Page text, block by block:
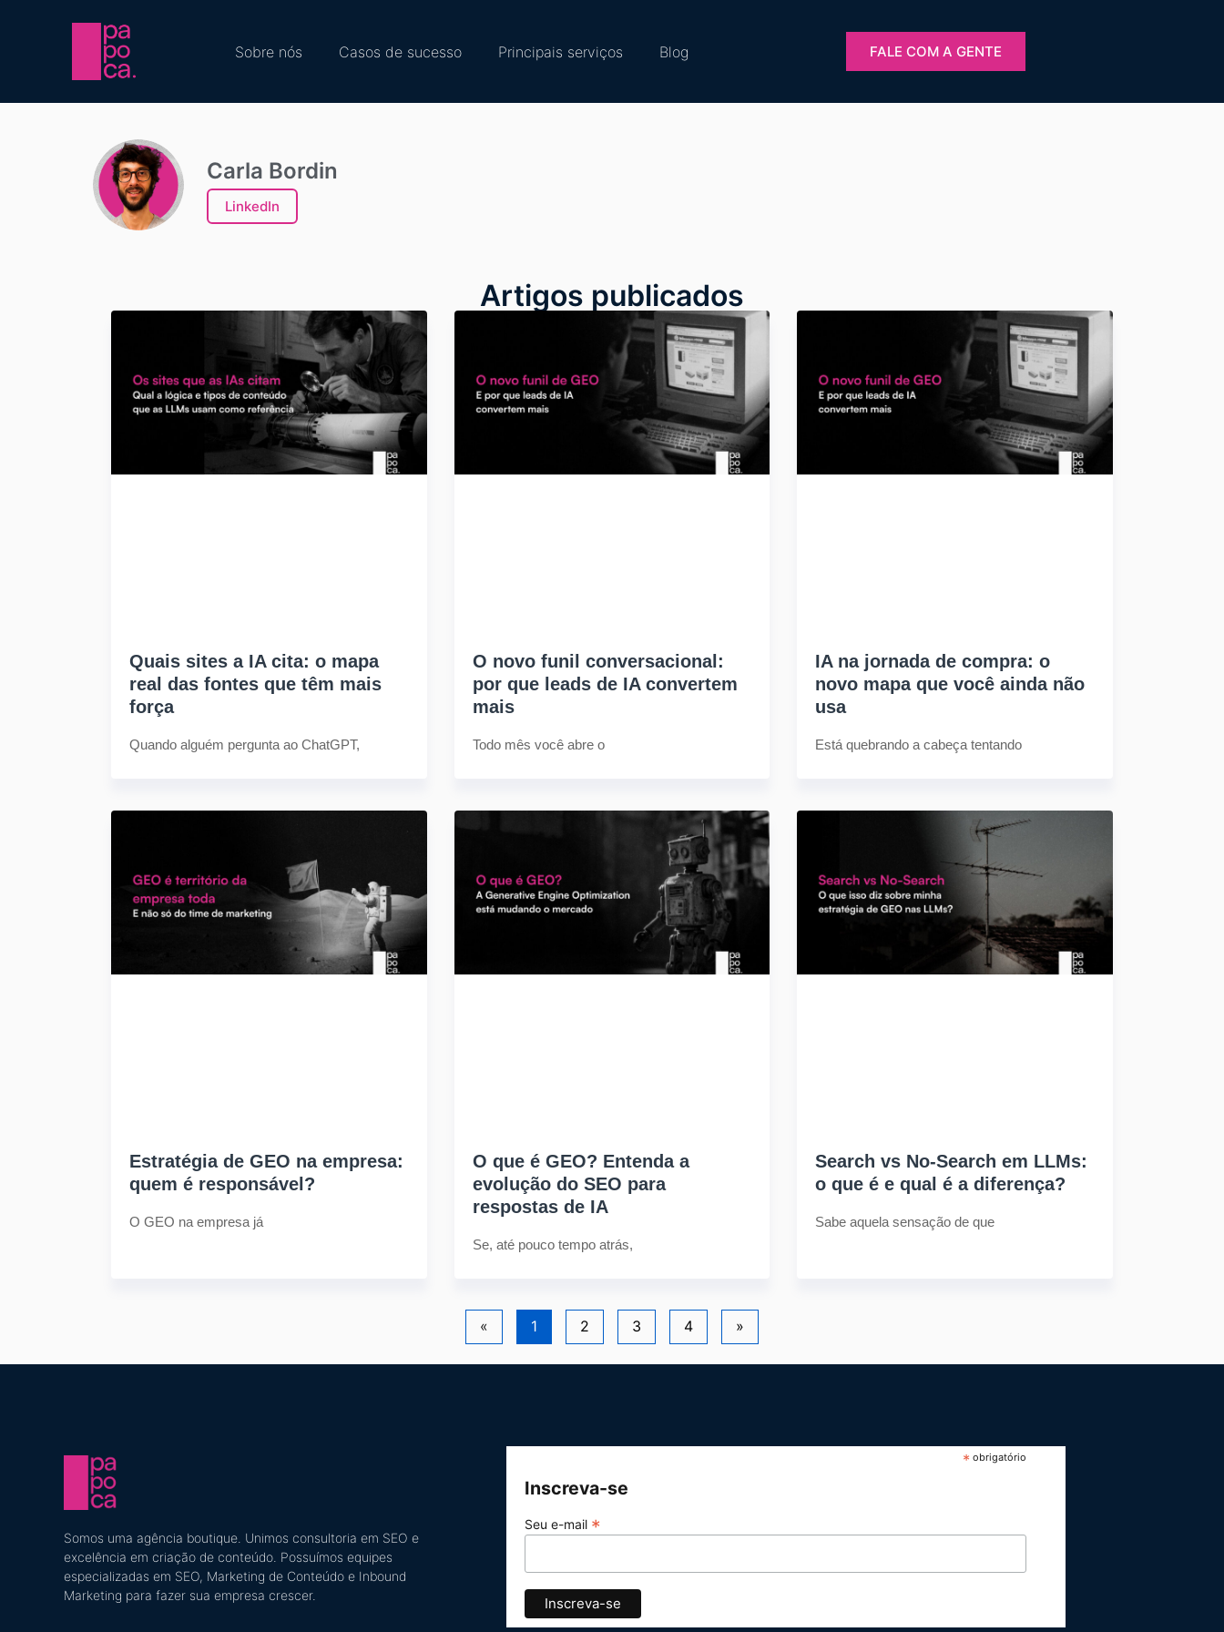
Sobre nós Casos de sucesso Principais serviços Blog FALE COM A GENTE
Carla Bordin
LinkedIn
Artigos publicados
Quais sites a IA cita: o mapa
real das fontes que têm mais
força
Quando alguém pergunta ao ChatGPT,
O novo funil conversacional:
por que leads de IA convertem
mais
Todo mês você abre o
IA na jornada de compra: o
novo mapa que você ainda não
usa
Está quebrando a cabeça tentando
Estratégia de GEO na empresa:
quem é responsável?
O GEO na empresa já
O que é GEO? Entenda a
evolução do SEO para
respostas de IA
Se, até pouco tempo atrás,
Search vs No-Search em LLMs:
o que é e qual é a diferença?
Sabe aquela sensação de que
« 1 2 3 4 »
Somos uma agência boutique. Unimos consultoria em SEO e
excelência em criação de conteúdo ​. Possuímos equipes
especializadas em SEO, Marketing de Conteúdo e Inbound
Marketing para fazer sua empresa crescer.
* obrigatório
Inscreva-se
Seu e-mail *